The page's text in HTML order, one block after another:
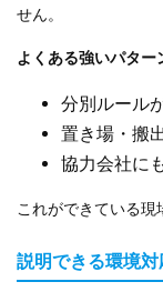
せん。
よくある強いパター
分別ルール
置き場・搬
協力会社に
これができている現
説明できる環境